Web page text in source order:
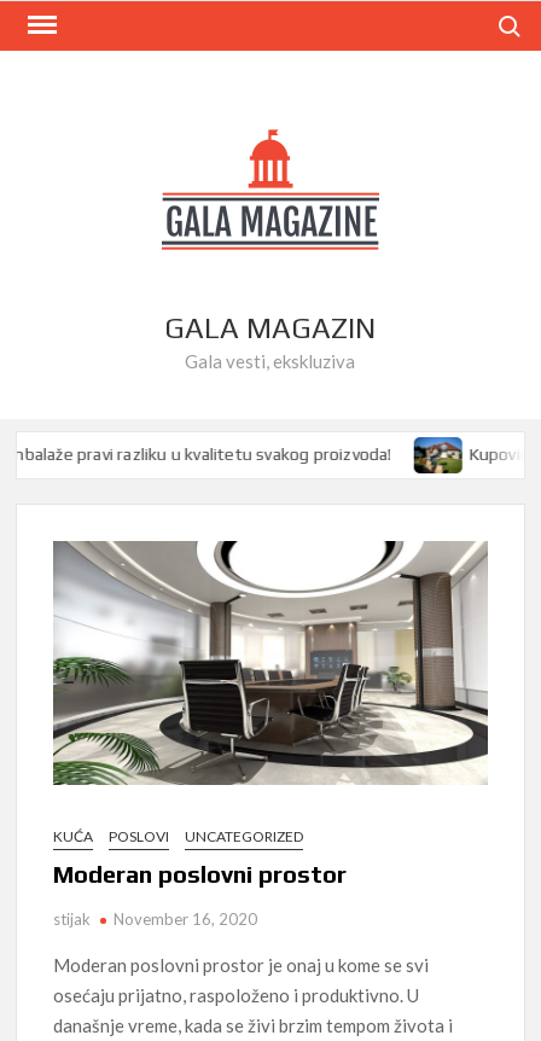
Skip
GALA MAGAZIN
Gala vesti, ekskluziva
pravi razliku u kvalitetu svakog proizvoda! Kupovina
KUĆA POSLOVI UNCATEGORIZED
Moderan poslovni prostor
stijak November 16, 2020
Moderan poslovni prostor je onaj u kome se svi
osećaju prijatno, raspoloženo i produktivno. U
današnje vreme, kada se živi brzim tempom života i